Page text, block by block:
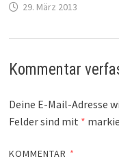
29. März 2013
Kommentar
Deine E-Mail-Adresse
Felder sind mit *
KOMMENTAR *